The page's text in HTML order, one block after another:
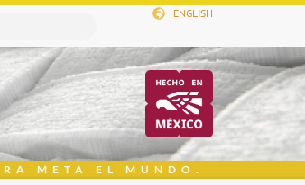
ENGLISH
META EL MUNDO.